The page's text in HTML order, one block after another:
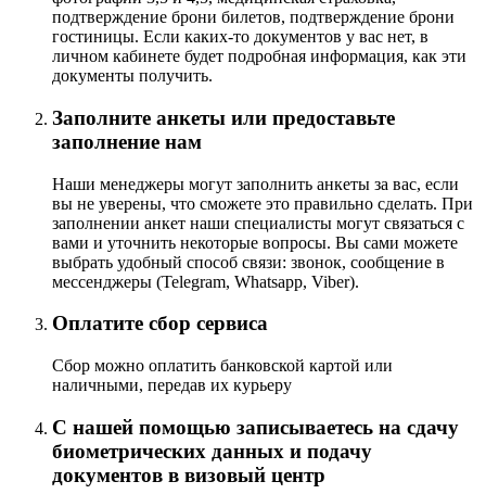
подтверждение брони билетов, подтверждение брони
гостиницы. Если каких-то документов у вас нет, в
личном кабинете будет подробная информация, как эти
документы получить.
Заполните анкеты или предоставьте
заполнение нам
Наши менеджеры могут заполнить анкеты за вас, если
вы не уверены, что сможете это правильно сделать. При
заполнении анкет наши специалисты могут связаться с
вами и уточнить некоторые вопросы. Вы сами можете
выбрать удобный способ связи: звонок, сообщение в
мессенджеры (Telegram, Whatsapp, Viber).
Оплатите сбор сервиса
Сбор можно оплатить банковской картой или
наличными, передав их курьеру
С нашей помощью записываетесь на сдачу
биометрических данных и подачу
документов в визовый центр